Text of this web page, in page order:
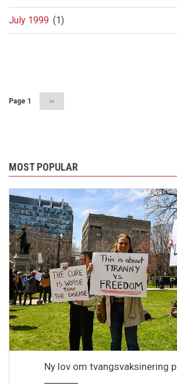
July 1999 (1)
Page 1
Next
page
››
MOST POPULAR
Ny lov om tvangsvaksinering